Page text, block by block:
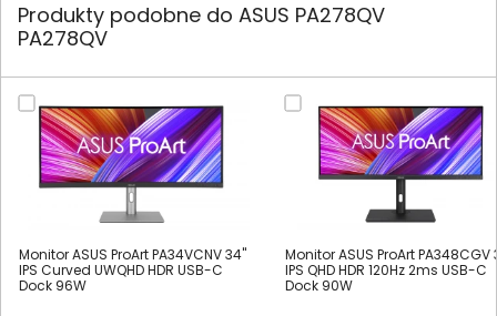
Produkty podobne do ASUS PA278QV
PA278QV
Monitor ASUS ProArt PA34VCNV 34"
IPS Curved UWQHD HDR USB-C
Dock 96W
Monitor ASUS ProArt PA348CGV
IPS QHD HDR 120Hz 2ms USB-C
Dock 90W